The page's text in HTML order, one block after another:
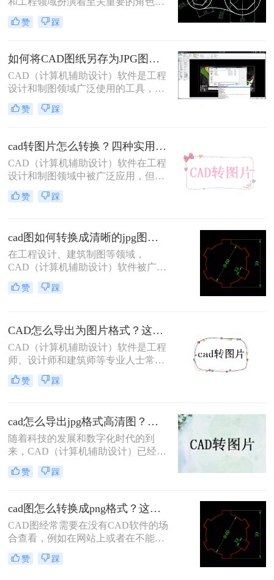
者轻松实现这一需求。
但有时我们需要将CAD文件转换为高
清图片以便于展示、分享或进一步处
以下将为您详细介绍几种将CAD文件
转换为高清图片的方法。
赞 踩
如何将CAD图纸另存为JPG图片？教你三种方法轻松搞定！
CAD（计算机辅助设计）软件是工程
设计和制图领域广泛使用的工具，而
JPG图片格式则因其广泛的兼容性和
较小的文件大小而常用于分享和展示
片，不仅可以方便地在各种设备上查
看，还能有效减少文件传输的时间和
存储空间。那么如何将CAD图纸另存
为JPG图片呢？以下将详细介绍几种
将CAD图纸另存为JPG图片的方法，
并结合相关数字和信息进行说明。
赞 踩
cad转图片怎么转换？四种实用方法速学！
CAD（计算机辅助设计）软件在工程
设计和制图领域中被广泛应用，但有
时候我们需要将CAD文件转换为图片
格式以便于分享、展示或打印。那么
助读者轻松实现格式转换。
赞 踩
cad图如何转换成清晰的jpg图片？三种方法，保准一看就会!！
在工程设计、建筑制图等领域，
CAD（计算机辅助设计）软件被广泛
应用。然而，在某些情况下，我们需
要将CAD图纸转换为JPG图片格式，
图片呢？为了确保转换后的JPG图片
保持清晰和高质量，本文将介绍三种
实用的转换方法。
赞 踩
CAD怎么导出为图片格式？这三招一定要记得！
CAD（计算机辅助设计）软件是工程
师、设计师和建筑师等专业人士常用
的工具，它允许用户创建和编辑复杂
的二维和三维图形。然而，在某些情
到其他文档中。那么CAD怎么导出为
图片格式呢？以下将详细介绍几种将
CAD导出为图片格式的方法。
赞 踩
cad怎么导出jpg格式高清图？三种方法，保准一看就会！
随着科技的发展和数字化时代的到
来，CAD（计算机辅助设计）已经成
为工程设计、建筑设计和机械设计等
领域中不可或缺的工具。然而，有时
展示或使用这些设计图，此时将CAD
文件转换成JPG格式的高清图片就变
得十分必要。本文将详细介绍Ccad怎
么导出jpg格式高清图的方法。
赞 踩
cad图怎么转换成png格式？这三种方法非常实用！
CAD图经常需要在没有CAD软件的场
合查看，例如在网站上或者在不能安
装大型软件的设备上。这时，将CAD
图转换成PNG格式是一个很好的选
赞 踩